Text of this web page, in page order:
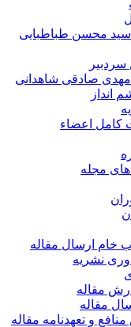
سید محسن طباطبایی
مهدی صادقی شاهدانی
انداز
کامل اعضاء
مجله
خام ارسال مقاله
نشریه
مقاله
مقاله
و تعهدنامه مقاله